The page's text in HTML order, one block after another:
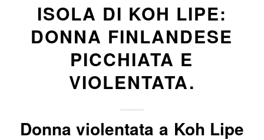
ISOLA DI KOH LIPE:
DONNA FINLANDESE
PICCHIATA E
VIOLENTATA.
Donna violentata a Koh Lipe